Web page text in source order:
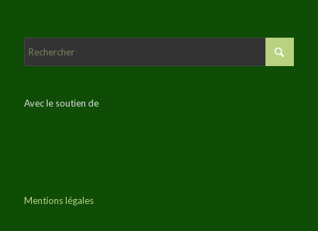
Avec le soutien de
Mentions légales